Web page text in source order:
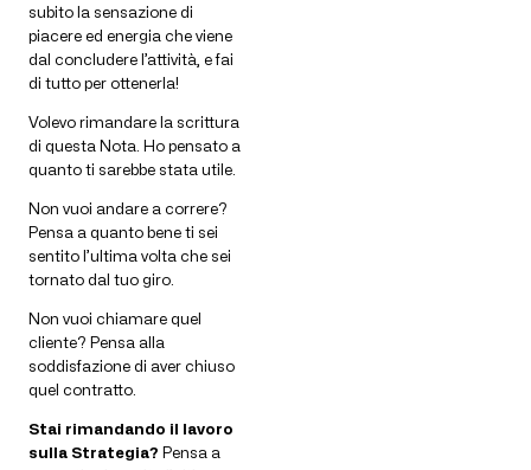
subito la sensazione di
piacere ed energia che viene
dal concludere l’attività, e fai
di tutto per ottenerla!
Volevo rimandare la scrittura
di questa Nota. Ho pensato a
quanto ti sarebbe stata utile.
Non vuoi andare a correre?
Pensa a quanto bene ti sei
sentito l’ultima volta che sei
tornato dal tuo giro.
Non vuoi chiamare quel
cliente? Pensa alla
soddisfazione di aver chiuso
quel contratto.
Stai rimandando il lavoro
sulla Strategia? Pensa a